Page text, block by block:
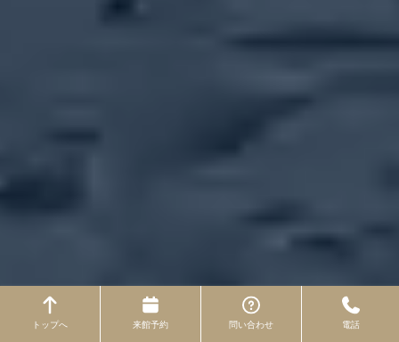
トップへ 来館予約 問い合わせ 電話